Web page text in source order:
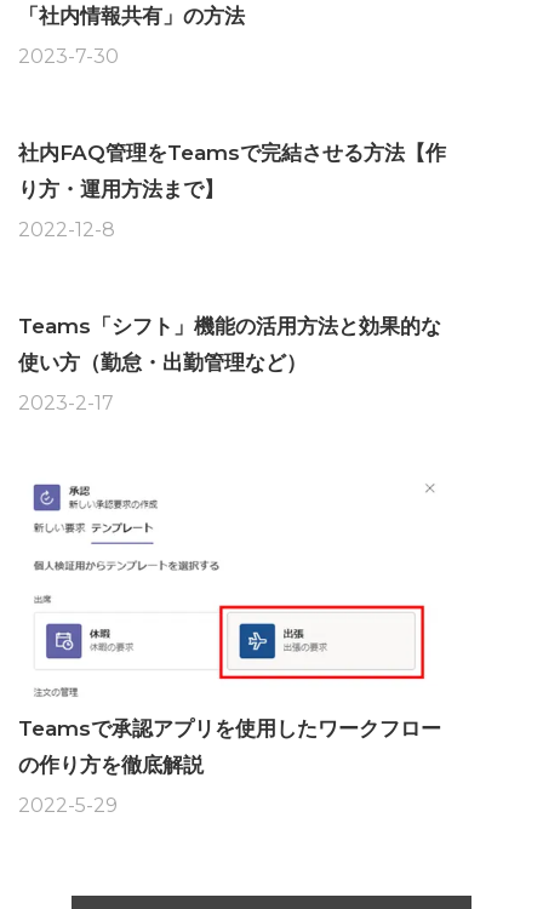
「社内情報共有」の方法
2023-7-30
社内FAQ管理をTeamsで完結させる方法【作
り方・運用方法まで】
2022-12-8
Teams「シフト」機能の活用方法と効果的な
使い方（勤怠・出勤管理など）
2023-2-17
Teamsで承認アプリを使用したワークフロー
の作り方を徹底解説
2022-5-29